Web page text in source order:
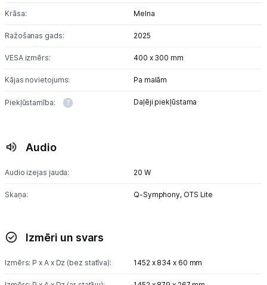
Krāsa: Melna
Ražošanas gads: 2025
VESA izmērs: 400 x 300 mm
Kājas novietojums: Pa malām
Piekļūstamība: Daļēji piekļūstama
Audio
Audio izejas jauda: 20 W
Skaņa: Q-Symphony, OTS Lite
Izmēri un svars
Izmērs: P x A x Dz (bez statīva): 1452 x 834 x 60 mm